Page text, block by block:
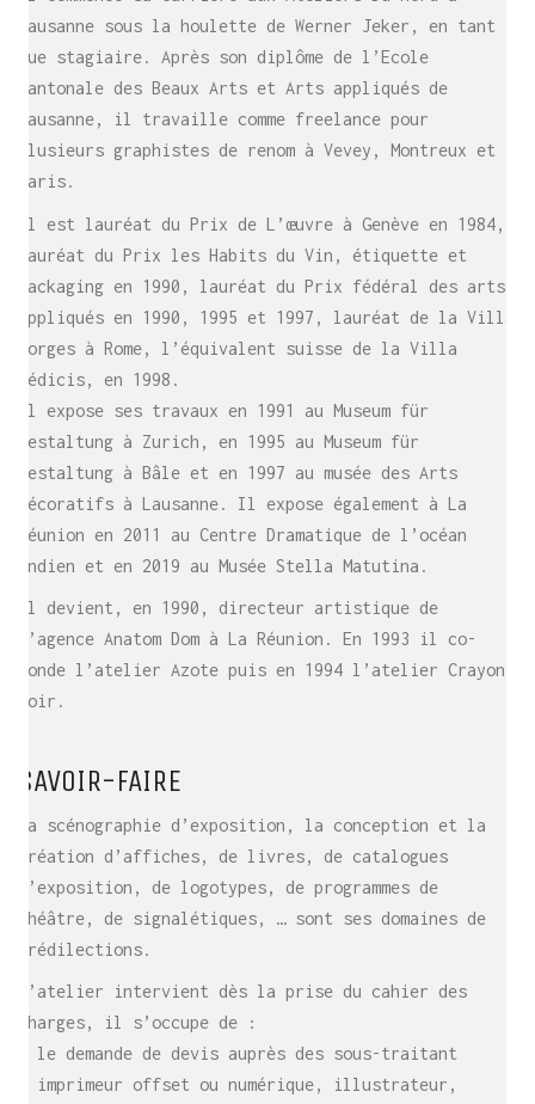
Il commence sa carrière aux Ateliers Du Nord à
Lausanne sous la houlette de Werner Jeker, en tant
que stagiaire. Après son diplôme de l’Ecole
cantonale des Beaux Arts et Arts appliqués de
Lausanne, il travaille comme freelance pour
plusieurs graphistes de renom à Vevey, Montreux et
Il est lauréat du Prix de L’œuvre à Genève en 1984,
lauréat du Prix les Habits du Vin, étiquette et
packaging en 1990, lauréat du Prix fédéral des arts
appliqués en 1990, 1995 et 1997, lauréat de la Villa
Borges à Rome, l’équivalent suisse de la Villa
Médicis, en 1998.
Il expose ses travaux en 1991 au Museum für
Gestaltung à Zurich, en 1995 au Museum für
Gestaltung à Bâle et en 1997 au musée des Arts
décoratifs à Lausanne. Il expose également à La
Réunion en 2011 au Centre Dramatique de l’océan
Indien et en 2019 au Musée Stella Matutina.
Il devient, en 1990, directeur artistique de
l’agence Anatom Dom à La Réunion. En 1993 il co-
fonde l’atelier Azote puis en 1994 l’atelier Crayon
SAVOIR-FAIRE
La scénographie d’exposition, la conception et la
création d’affiches, de livres, de catalogues
d’exposition, de logotypes, de programmes de
théâtre, de signalétiques, … sont ses domaines de
prédilections.
L’atelier intervient dès la prise du cahier des
charges, il s’occupe de :
– le demande de devis auprès des sous-traitant